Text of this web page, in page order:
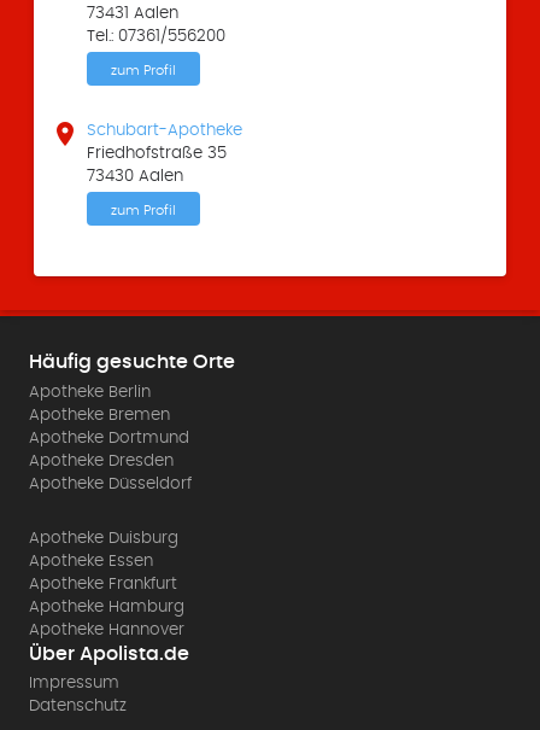
73431 Aalen
Tel.: 07361/556200
zum Profil

Schubart-Apotheke
Friedhofstraße 35
73430 Aalen
zum Profil
Häufig gesuchte Orte
Apotheke Berlin
Apotheke Bremen
Apotheke Dortmund
Apotheke Dresden
Apotheke Düsseldorf
Apotheke Duisburg
Apotheke Essen
Apotheke Frankfurt
Apotheke Hamburg
Apotheke Hannover
Über Apolista.de
Impressum
Datenschutz